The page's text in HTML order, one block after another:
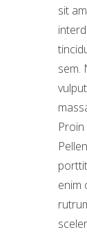
sit
sem.
enim